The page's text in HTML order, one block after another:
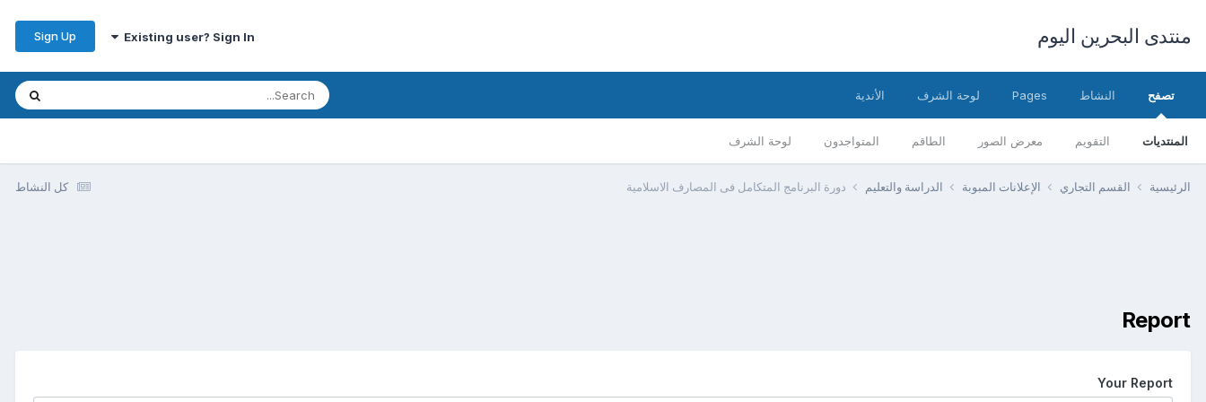
منتدى البحرين اليوم Existing user? Sign In
Sign Up
تصفح
المنتديات التقويم معرض الصور الطاقم المتواجدون لوحة الشرف
النشاط Pages لوحة الشرف الأندية
كل النشاط الرئيسية القسم التجاري الإعلانات المبوبة الدراسة والتعليم دورة البرنامج المتكامل فى المصارف الاسلامية
Report
Your Report